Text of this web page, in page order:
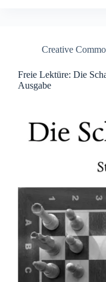
Creative
Freie Lektüre: Die
Ausgabe